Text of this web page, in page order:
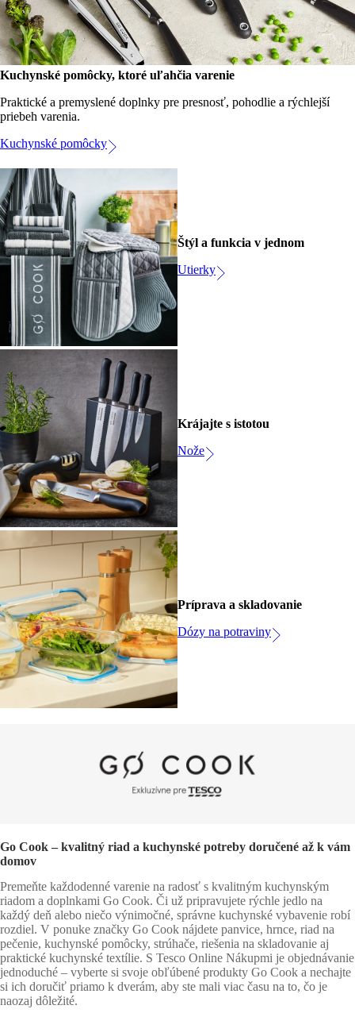
Kuchynské pomôcky, ktoré uľahčia varenie
Praktické a premyslené doplnky pre presnosť, pohodlie a rýchlejší
priebeh varenia.
Kuchynské pomôcky
Štýl a funkcia v jednom
Utierky
Krájajte s istotou
Nože
Príprava a skladovanie
Dózy na potraviny
Go Cook – kvalitný riad a kuchynské potreby doručené až k vám
domov
Premeňte každodenné varenie na radosť s kvalitným kuchynským
riadom a doplnkami Go Cook. Či už pripravujete rýchle jedlo na
každý deň alebo niečo výnimočné, správne kuchynské vybavenie robí
rozdiel. V ponuke značky Go Cook nájdete panvice, hrnce, riad na
pečenie, kuchynské pomôcky, strúhače, riešenia na skladovanie aj
praktické kuchynské textílie. S Tesco Online Nákupmi je objednávanie
jednoduché – vyberte si svoje obľúbené produkty Go Cook a nechajte
si ich doručiť priamo k dverám, aby ste mali viac času na to, čo je
naozaj dôležité.